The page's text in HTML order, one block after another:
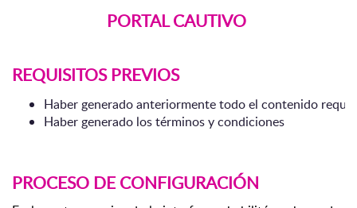
PORTAL CAUTIVO
REQUISITOS PREVIOS
Haber generado anteriormente todo el contenido
Haber generado los términos y condiciones
PROCESO DE CONFIGURACIÓN